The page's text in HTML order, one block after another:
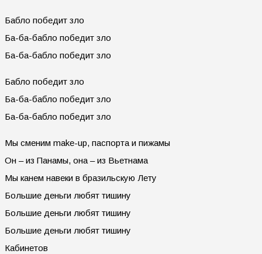
Бабло победит зло
Ба-ба-бабло победит зло
Ба-ба-бабло победит зло
Бабло победит зло
Ба-ба-бабло победит зло
Ба-ба-бабло победит зло
Мы сменим make-up, паспорта и пижамы
Он – из Панамы, она – из Вьетнама
Мы канем навеки в бразильскую Лету
Большие деньги любят тишину
Большие деньги любят тишину
Большие деньги любят тишину
Кабинетов